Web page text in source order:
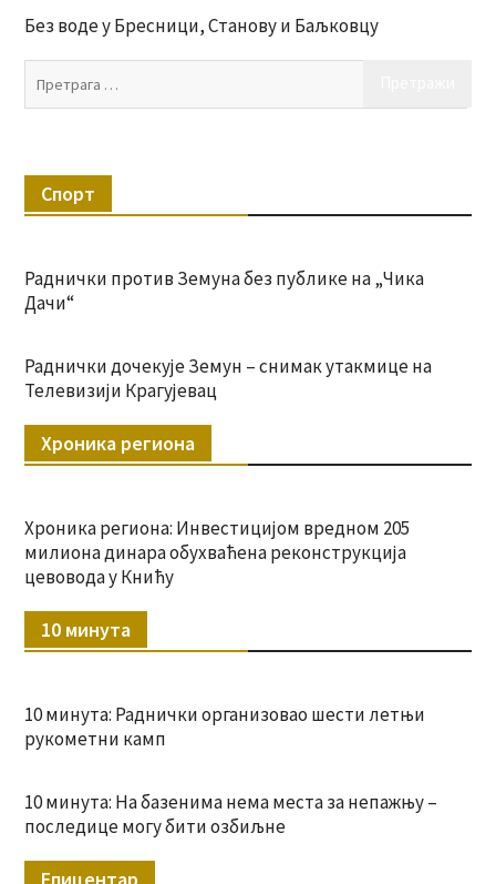
Без воде у Бресници, Станову и Баљковцу
Спорт
Раднички против Земуна без публике на „Чика
Дачи“
Раднички дочекује Земун – снимак утакмице на
Телевизији Крагујевац
Хроника региона
Хроника региона: Инвестицијом вредном 205
милиона динара обухваћена реконструкција
цевовода у Книћу
10 минута
10 минута: Раднички организовао шести летњи
рукометни камп
10 минута: На базенима нема места за непажњу –
последице могу бити озбиљне
Епицентар